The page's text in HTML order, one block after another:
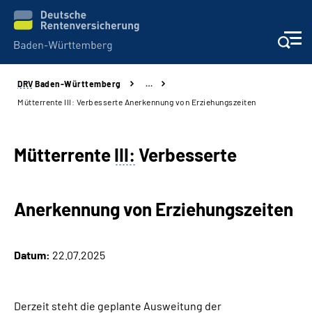
Beratung und Kontakt
Karriere
DRV Baden-Württemberg
…
Mütterrente III: Verbesserte Anerkennung von Erziehungszeiten
MütterrenteIII: Verbesserte
Anerkennung von Erziehungszeiten
Datum: 22.07.2025
Derzeit steht die geplante Ausweitung der